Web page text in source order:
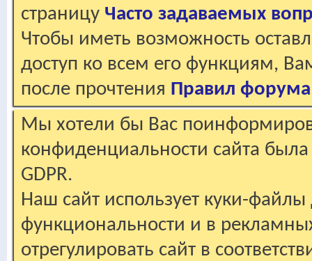
страницу Часто задаваемых
Чтобы иметь возможность
доступ ко всем его функциям,
после прочтения Правил форума
Мы хотели бы Вас
конфиденциальности сайта
GDPR.
Наш сайт использует куки-файлы
функциональности и в
отрегулировать сайт в